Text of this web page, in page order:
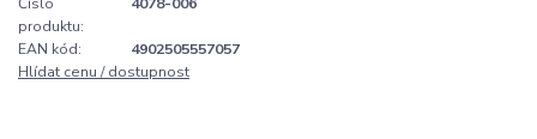
produktu:
EAN kód:
4902505557057
Hlídat cenu / dostupnost